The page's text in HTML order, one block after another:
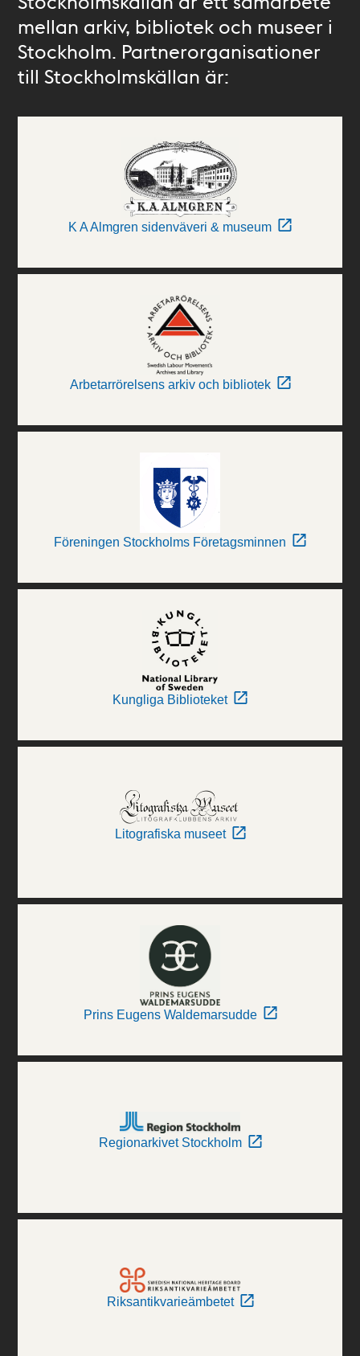
mellan arkiv, bibliotek och museer i
Stockholm. Partnerorganisationer
till Stockholmskällan är:
K A Almgren sidenväveri & museum
Arbetarrörelsens arkiv och bibliotek
Föreningen Stockholms Företagsminnen
Kungliga Biblioteket
Litografiska museet
Prins Eugens Waldemarsudde
Regionarkivet Stockholm
Riksantikvarieämbetet